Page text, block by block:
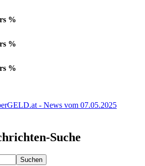
%
%
%
- News vom 07.05.2025
Suche
Suchen